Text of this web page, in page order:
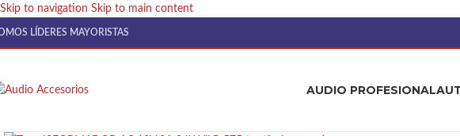
Skip to navigation Skip to main content
LÍDERES MAYORISTAS
AUDIO PROFESIONAL